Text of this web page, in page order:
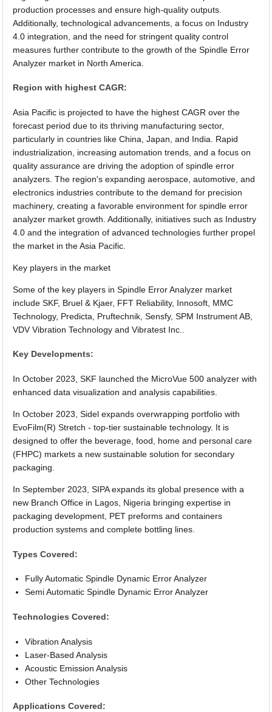
production processes and ensure high-quality outputs.
Additionally, technological advancements, a focus on Industry
4.0 integration, and the need for stringent quality control
measures further contribute to the growth of the Spindle Error
Analyzer market in North America.
Region with highest CAGR:
Asia Pacific is projected to have the highest CAGR over the
forecast period due to its thriving manufacturing sector,
particularly in countries like China, Japan, and India. Rapid
industrialization, increasing automation trends, and a focus on
quality assurance are driving the adoption of spindle error
analyzers. The region's expanding aerospace, automotive, and
electronics industries contribute to the demand for precision
machinery, creating a favorable environment for spindle error
analyzer market growth. Additionally, initiatives such as Industry
4.0 and the integration of advanced technologies further propel
the market in the Asia Pacific.
Key players in the market
Some of the key players in Spindle Error Analyzer market
include SKF, Bruel & Kjaer, FFT Reliability, Innosoft, MMC
Technology, Predicta, Pruftechnik, Sensfy, SPM Instrument AB,
VDV Vibration Technology and Vibratest Inc..
Key Developments:
In October 2023, SKF launched the MicroVue 500 analyzer with
enhanced data visualization and analysis capabilities.
In October 2023, Sidel expands overwrapping portfolio with
EvoFilm(R) Stretch - top-tier sustainable technology. It is
designed to offer the beverage, food, home and personal care
(FHPC) markets a new sustainable solution for secondary
packaging.
In September 2023, SIPA expands its global presence with a
new Branch Office in Lagos, Nigeria bringing expertise in
packaging development, PET preforms and containers
production systems and complete bottling lines.
Types Covered:
Fully Automatic Spindle Dynamic Error Analyzer
Semi Automatic Spindle Dynamic Error Analyzer
Technologies Covered:
Vibration Analysis
Laser-Based Analysis
Acoustic Emission Analysis
Other Technologies
Applications Covered: